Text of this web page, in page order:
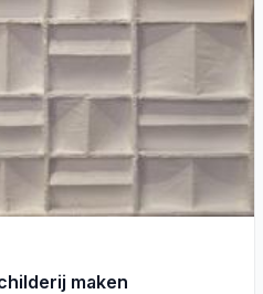
maken